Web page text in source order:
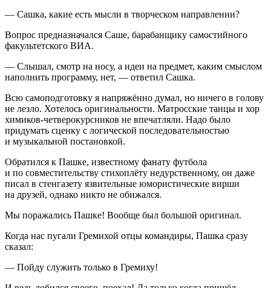
— Сашка, какие есть мысли в творческом направлении?
Вопрос предназначался Саше, барабанщику самостийного
факультетского ВИА.
— Слышал, смотр на носу, а идеи на предмет, каким смыслом
наполнить программу, нет, — ответил Сашка.
Всю самоподготовку я напряжённо думал, но ничего в голову
не лезло. Хотелось оригинальности. Матросские танцы и хор
химиков-четверокурсников не впечатляли. Надо было
придумать сценку с логической последовательностью
и музыкальной постановкой.
Обратился к Пашке, известному фанату футбола
и по совместительству стихоплёту недурственному, он даже
писал в стенгазету язвительные юмористические вирши
на друзей, однако никто не обижался.
Мы поражались Пашке! Вообще был большой оригинал.
Когда нас пугали Гремихой отцы командиры, Пашка сразу
сказал:
— Пойду служить только в Гремиху!